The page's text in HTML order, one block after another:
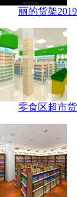
丽的货架
零食区超市